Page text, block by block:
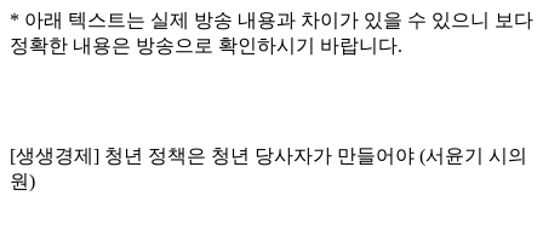
* 아래 텍스트는 실제 방송 내용과 차이가 있을 수 있으니 보다
정확한 내용은 방송으로 확인하시기 바랍니다.
[생생경제] 청년 정책은 청년 당사자가 만들어야 (서윤기 시의
원)